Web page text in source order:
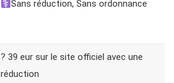
Sans réduction, Sans ordonnance
? 39 eur sur le site officiel avec une
réduction